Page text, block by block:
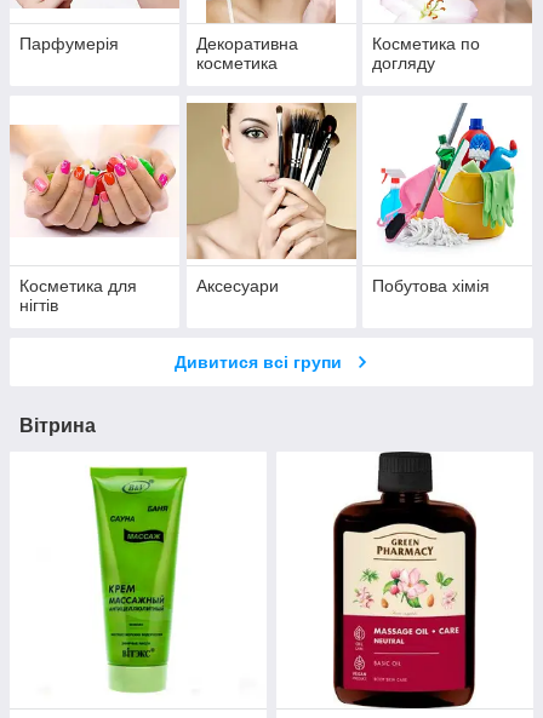
Парфумерія
Декоративна
косметика
Косметика по
догляду
Косметика для
нігтів
Аксесуари Побутова хімія
Дивитися всі групи
Вітрина